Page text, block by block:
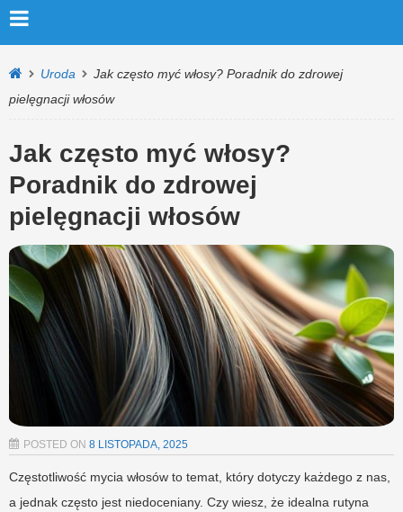
Uroda
Jak często myć włosy? Poradnik do zdrowej
pielęgnacji włosów
Jak często myć włosy?
Poradnik do zdrowej
pielęgnacji włosów
POSTED ON 8 LISTOPADA, 2025
Częstotliwość mycia włosów to temat, który dotyczy każdego z nas,
a jednak często jest niedoceniany. Czy wiesz, że idealna rutyna